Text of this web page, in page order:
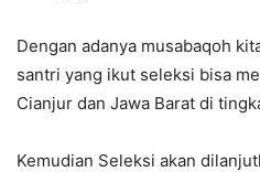
Dengan adanya musabaqoh
santri yang ikut seleksi bisa
Cianjur dan Jawa Barat di
Kemudian Seleksi akan